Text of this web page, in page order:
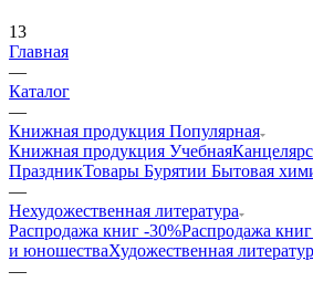
13
Главная
—
Каталог
—
Книжная продукция Популярная
Книжная продукция Учебная
ПраздникТовары Бурятии Бытовая
—
Нехудожественная литература
Распродажа книг -30%Распродажа
и юношестваХудожественная
—